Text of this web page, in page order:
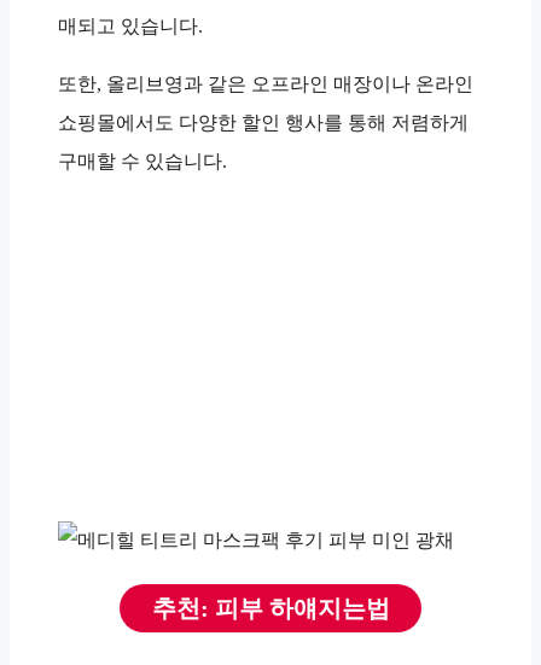
매되고 있습니다.
또한, 올리브영과 같은 오프라인 매장이나 온라인
쇼핑몰에서도 다양한 할인 행사를 통해 저렴하게
구매할 수 있습니다.
추천: 피부 하얘지는법